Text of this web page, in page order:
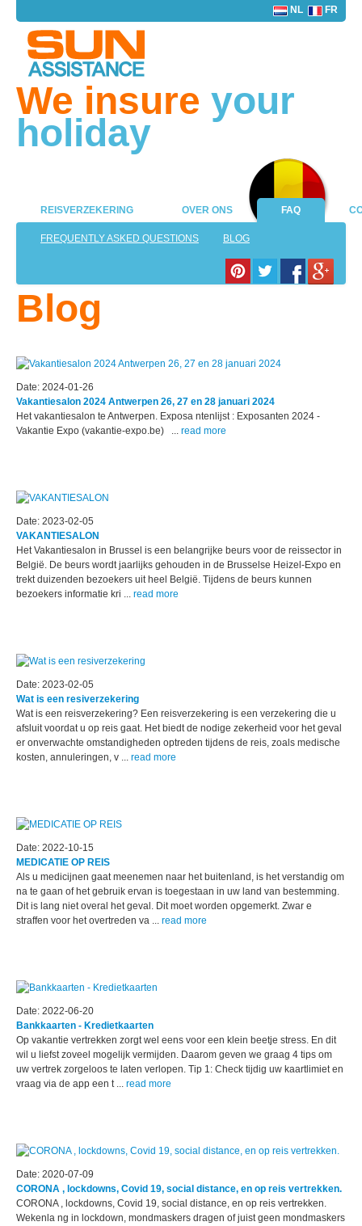
NL FR
We insure your
holiday
REISVERZEKERING OVER ONS FAQ
FREQUENTLY ASKED QUESTIONS BLOG
Blog
Date: 2024-01-26
Vakantiesalon 2024 Antwerpen 26, 27 en 28 januari 2024
Het vakantiesalon te Antwerpen. Exposa ntenlijst : Exposanten 2024 -
Vakantie Expo (vakantie-expo.be) ... read more
Date: 2023-02-05
VAKANTIESALON
Het Vakantiesalon in Brussel is een belangrijke beurs voor de reissector in
België. De beurs wordt jaarlijks gehouden in de Brusselse Heizel-Expo en
trekt duizenden bezoekers uit heel België. Tijdens de beurs kunnen
bezoekers informatie kri ... read more
Date: 2023-02-05
Wat is een resiverzekering
Wat is een reisverzekering? Een reisverzekering is een verzekering die u
afsluit voordat u op reis gaat. Het biedt de nodige zekerheid voor het geval
er onverwachte omstandigheden optreden tijdens de reis, zoals medische
kosten, annuleringen, v ... read more
Date: 2022-10-15
MEDICATIE OP REIS
Als u medicijnen gaat meenemen naar het buitenland, is het verstandig om
na te gaan of het gebruik ervan is toegestaan in uw land van bestemming.
Dit is lang niet overal het geval. Dit moet worden opgemerkt. Zwar e
straffen voor het overtreden va ... read more
Date: 2022-06-20
Bankkaarten - Kredietkaarten
Op vakantie vertrekken zorgt wel eens voor een klein beetje stress. En dit
wil u liefst zoveel mogelijk vermijden. Daarom geven we graag 4 tips om
uw vertrek zorgeloos te laten verlopen. Tip 1: Check tijdig uw kaartlimiet en
vraag via de app een t ... read more
Date: 2020-07-09
CORONA , lockdowns, Covid 19, social distance, en op reis vertrekken.
CORONA , lockdowns, Covid 19, social distance, en op reis vertrekken.
Wekenla ng in lockdown, mondmaskers dragen of juist geen mondmaskers